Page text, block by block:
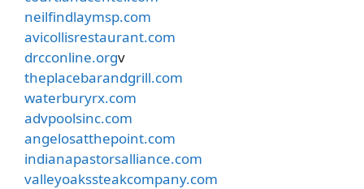
neilfindlaymsp.com
avicollisrestaurant.com
drcconline.orgv
theplacebarandgrill.com
waterburyrx.com
advpoolsinc.com
angelosatthepoint.com
indianapastorsalliance.com
valleyoakssteakcompany.com